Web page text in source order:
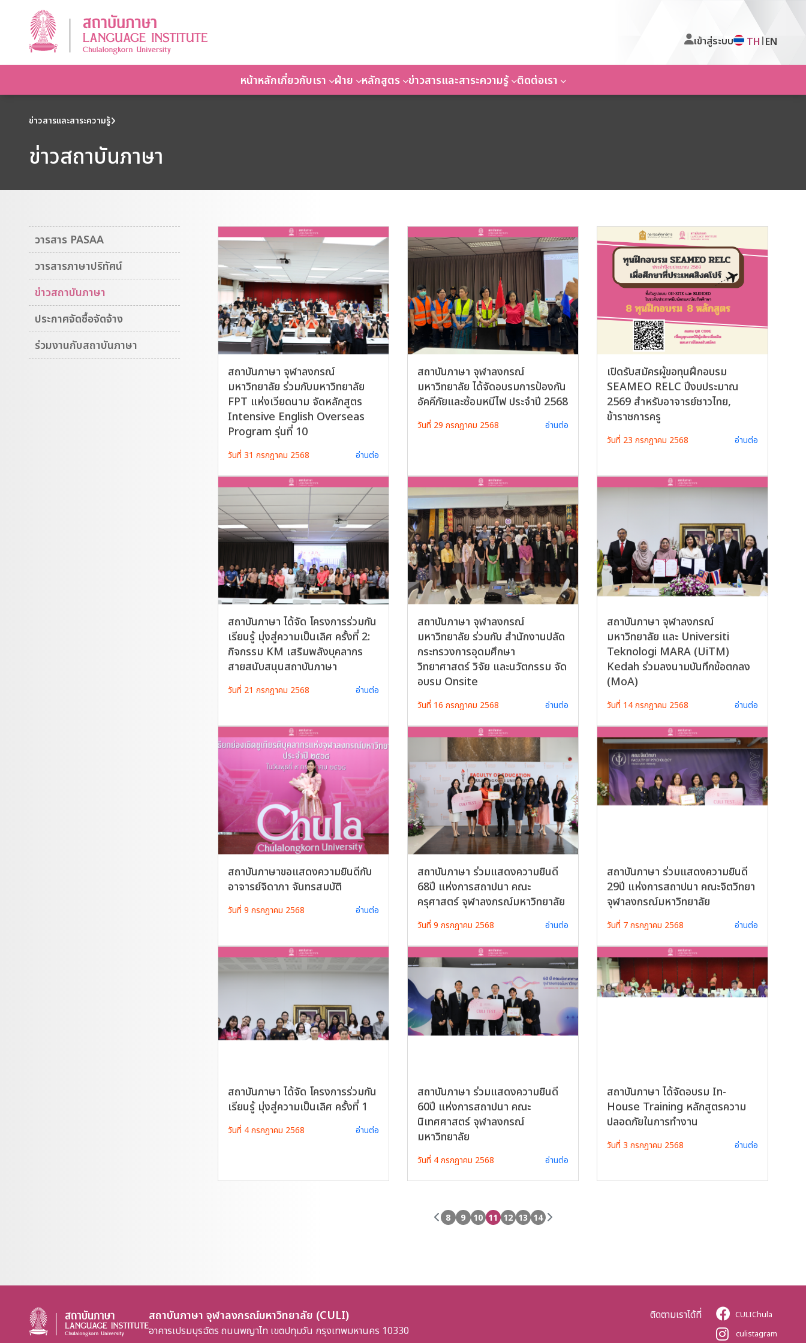
เข้าสู่ระบบ TH | EN
หน้าหลักเกี่ยวกับเรา ฝ่าย หลักสูตร ข่าวสารและสาระความรู้ ติดต่อเรา
ข่าวสารและสาระความรู้
ข่าวสถาบันภาษา
วารสาร PASAA
วารสารภาษาปริทัศน์
ข่าวสถาบันภาษา
ประกาศจัดซื้อจัดจ้าง
ร่วมงานกับสถาบันภาษา
สถาบันภาษา จุฬาลงกรณ์
มหาวิทยาลัย ร่วมกับมหาวิทยาลัย
FPT แห่งเวียดนาม จัดหลักสูตร
Intensive English Overseas
Program รุ่นที่ 10
วันที่ 31 กรกฎาคม 2568 อ่านต่อ
สถาบันภาษา จุฬาลงกรณ์
มหาวิทยาลัย ได้จัดอบรมการป้องกัน
อัคคีภัยและซ้อมหนีไฟ ประจำปี 2568
วันที่ 29 กรกฎาคม 2568 อ่านต่อ
เปิดรับสมัครผู้ขอทุนฝึกอบรม
SEAMEO RELC ปีงบประมาณ
2569 สำหรับอาจารย์ชาวไทย,
ข้าราชการครู
วันที่ 23 กรกฎาคม 2568 อ่านต่อ
สถาบันภาษา ได้จัด โครงการร่วมกัน
เรียนรู้ มุ่งสู่ความเป็นเลิศ ครั้งที่ 2:
กิจกรรม KM เสริมพลังบุคลากร
สายสนับสนุนสถาบันภาษา
วันที่ 21 กรกฎาคม 2568 อ่านต่อ
สถาบันภาษา จุฬาลงกรณ์
มหาวิทยาลัย ร่วมกับ สำนักงานปลัด
กระทรวงการอุดมศึกษา
วิทยาศาสตร์ วิจัย และนวัตกรรม จัด
อบรม Onsite
วันที่ 16 กรกฎาคม 2568 อ่านต่อ
สถาบันภาษา จุฬาลงกรณ์
มหาวิทยาลัย และ Universiti
Teknologi MARA (UiTM)
Kedah ร่วมลงนามบันทึกข้อตกลง
(MoA)
วันที่ 14 กรกฎาคม 2568 อ่านต่อ
สถาบันภาษาขอแสดงความยินดีกับ
อาจารย์จิดาภา จันทรสมบัติ
วันที่ 9 กรกฎาคม 2568 อ่านต่อ
สถาบันภาษา ร่วมแสดงความยินดี
68ปี แห่งการสถาปนา คณะ
ครุศาสตร์ จุฬาลงกรณ์มหาวิทยาลัย
วันที่ 9 กรกฎาคม 2568 อ่านต่อ
สถาบันภาษา ร่วมแสดงความยินดี
29ปี แห่งการสถาปนา คณะจิตวิทยา
จุฬาลงกรณ์มหาวิทยาลัย
วันที่ 7 กรกฎาคม 2568 อ่านต่อ
สถาบันภาษา ได้จัด โครงการร่วมกัน
เรียนรู้ มุ่งสู่ความเป็นเลิศ ครั้งที่ 1
วันที่ 4 กรกฎาคม 2568 อ่านต่อ
สถาบันภาษา ร่วมแสดงความยินดี
60ปี แห่งการสถาปนา คณะ
นิเทศศาสตร์ จุฬาลงกรณ์
มหาวิทยาลัย
วันที่ 4 กรกฎาคม 2568 อ่านต่อ
สถาบันภาษา ได้จัดอบรม In-
House Training หลักสูตรความ
ปลอดภัยในการทำงาน
วันที่ 3 กรกฎาคม 2568 อ่านต่อ
8 9 10 11 12 13 14
สถาบันภาษา จุฬาลงกรณ์มหาวิทยาลัย (CULI)
อาคารเปรมบุรฉัตร ถนนพญาไท เขตปทุมวัน กรุงเทพมหานคร 10330
ติดตามเราได้ที่
CULIChula
culistagram